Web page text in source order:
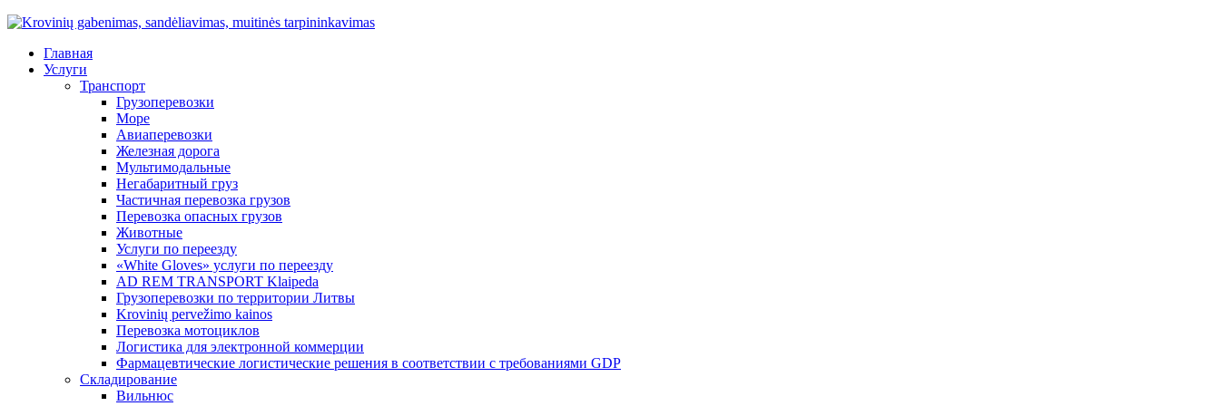
Главная
Услуги
Транспорт
Грузоперевозки
Море
Авиаперевозки
Железная дорога
Мультимодальные
Негабаритный груз
Частичная перевозка грузов
Перевозка опасных грузов
Животные
Услуги по переезду
«White Gloves» услуги по переезду
AD REM TRANSPORT Klaipeda
Грузоперевозки по территории Литвы
Krovinių pervežimo kainos
Перевозка мотоциклов
Логистика для электронной коммерции
Фармацевтические логистические решения в соответствии с требованиями GDP
Складирование
Вильнюс